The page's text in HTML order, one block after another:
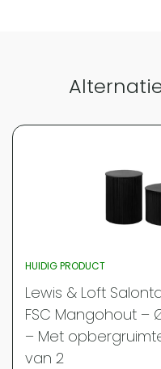
HUIDIG PRODUCT
Lewis & Loft
FSC Mangohout –
– Met
van 2